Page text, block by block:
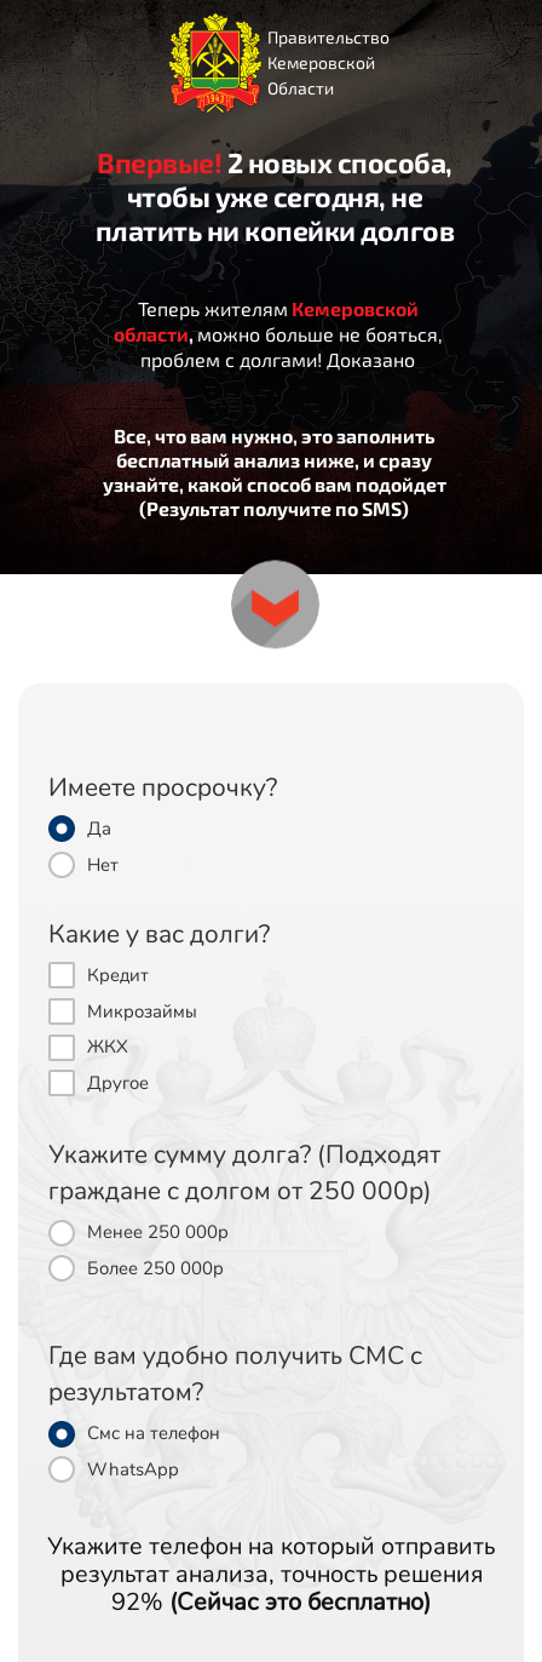
Правительство
Кемеровской
Области
Впервые! 2 новых способа,
чтобы уже сегодня, не
платить ни копейки долгов
Теперь жителям Кемеровской
области,можно больше не бояться,
проблем с долгами! Доказано
Все, что вам нужно, это заполнить
бесплатный анализ ниже, и сразу
узнайте, какой способ вам подойдет
(Результат получите по SMS)
Имеете просрочку?
Да
Нет
Какие у вас долги?
Кредит
Микрозаймы
ЖКХ
Другое
Укажите сумму долга? (Подходят
граждане с долгом от 250 000р)
Менее 250 000р
Более 250 000р
Где вам удобно получить СМС c
результатом?
Смс на телефон
WhatsApp
Укажите телефон на который отправить
результат анализа, точность решения
92% (Сейчас это бесплатно)